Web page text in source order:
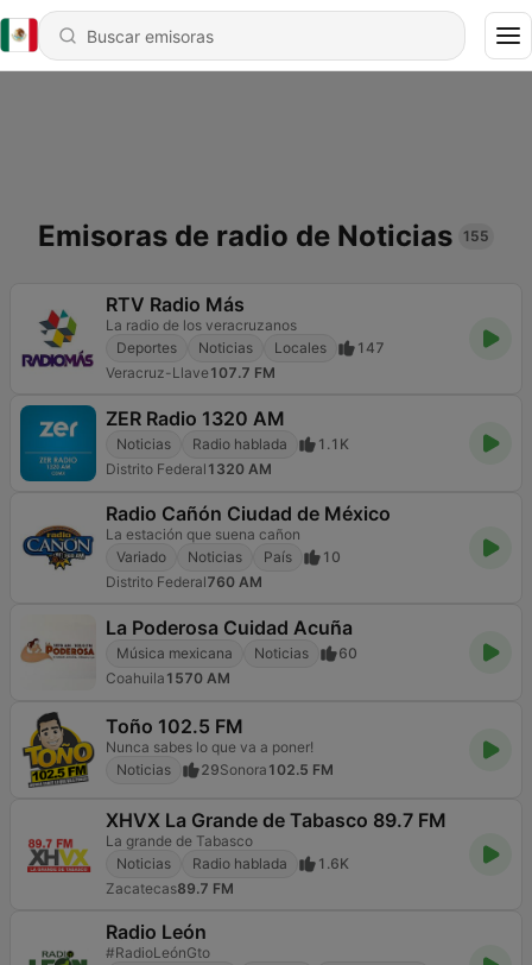
Emisoras de radio de Noticias 155
RTV Radio Más
La radio de los veracruzanos
Deportes
Noticias Locales
147
Veracruz-Llave107.7 FM
ZER Radio 1320 AM
Noticias Radio hablada
1.1K
Distrito Federal 1320 AM
Radio Cañón Ciudad de México
La estación que suena cañon
Variado
Noticias País
10
Distrito Federal760 AM
La Poderosa Cuidad Acuña
Música mexicana Noticias
60
Coahuila 1570 AM
Toño 102.5 FM
Nunca sabes lo que va a poner!
Noticias
29Sonora 102.5 FM
XHVX La Grande de Tabasco 89.7 FM
La grande de Tabasco
Noticias
Radio hablada
1.6K
Zacatecas89.7 FM
Radio León
#RadioLeónGto